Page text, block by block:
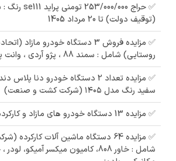
(توقیف دولت) تا 20 مرداد 1405
✅ مزایده فروش 3 دستگاه خودرو مازاد
روستایی) شامل : سمند 88 ، پژو آردی ، وانت پیکان 86
سفید رنگ مدل ۱۴۰۵ (شرکت کشت و صنعت)
✅ مزایده 13 دستگاه خودرو های مازاد و کارکرده (بانک تجارت)
✅ مزایده 64 دستگاه ماشین آلات
شامل : خاور 808، کامیون میکسر آمیکو،